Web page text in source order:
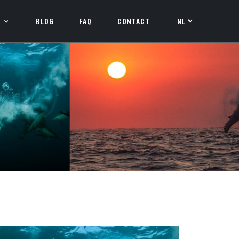
BLOG FAQ CONTACT